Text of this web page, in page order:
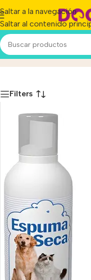
Saltar a la navegación
Saltar al contenido
PaulInicio/
Filters